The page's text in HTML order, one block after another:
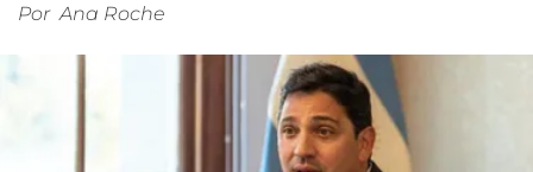
Por Ana Roche